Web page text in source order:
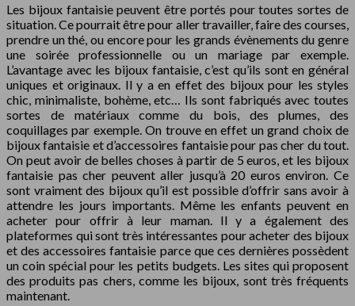
Les bijoux fantaisie peuvent être portés pour toutes sortes de
situation. Ce pourrait être pour aller travailler, faire des courses,
prendre un thé, ou encore pour les grands évènements du genre
une soirée professionnelle ou un mariage par exemple.
L’avantage avec les bijoux fantaisie, c’est qu’ils sont en général
uniques et originaux. Il y a en effet des bijoux pour les styles
chic, minimaliste, bohème, etc… Ils sont fabriqués avec toutes
sortes de matériaux comme du bois, des plumes, des
coquillages par exemple. On trouve en effet un grand choix de
bijoux fantaisie et d’accessoires fantaisie pour pas cher du tout.
On peut avoir de belles choses à partir de 5 euros, et les bijoux
fantaisie pas cher peuvent aller jusqu’à 20 euros environ. Ce
sont vraiment des bijoux qu’il est possible d’offrir sans avoir à
attendre les jours importants. Même les enfants peuvent en
acheter pour offrir à leur maman. Il y a également des
plateformes qui sont très intéressantes pour acheter des bijoux
et des accessoires fantaisie parce que ces dernières possèdent
un coin spécial pour les petits budgets. Les sites qui proposent
des produits pas chers, comme les bijoux, sont très fréquents
maintenant.